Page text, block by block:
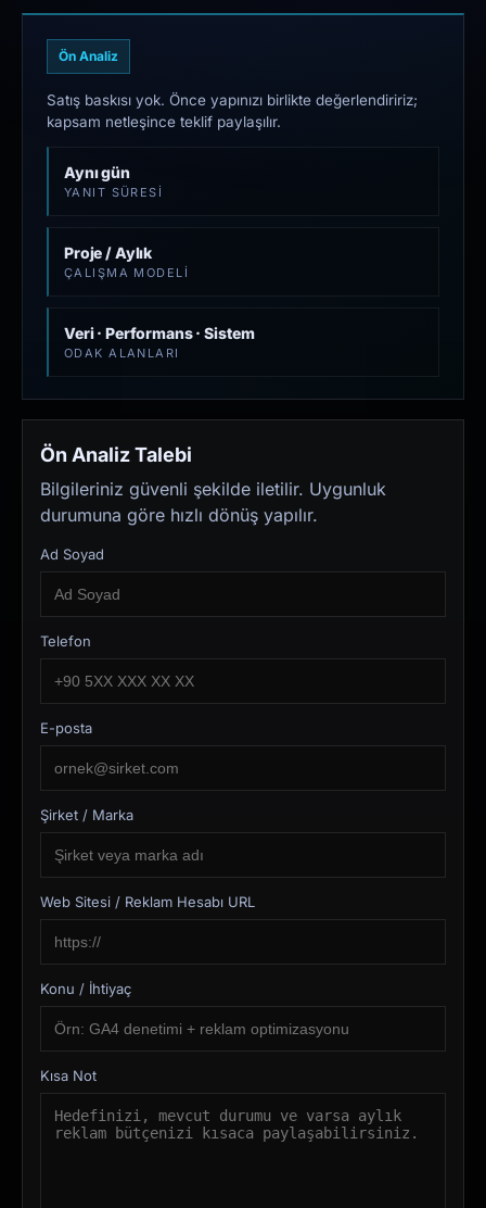
Ön Analiz
Satış baskısı yok. Önce yapınızı birlikte değerlendiririz;
kapsam netleşince teklif paylaşılır.
Aynı gün
YANIT SÜRESI
Proje / Aylık
ÇALIŞMA MODELI
Veri · Performans · Sistem
ODAK ALANLARI
Ön Analiz Talebi
Bilgileriniz güvenli şekilde iletilir. Uygunluk
durumuna göre hızlı dönüş yapılır.
Ad Soyad
Telefon
E-posta
Şirket / Marka
Web Sitesi / Reklam Hesabı URL
Konu / İhtiyaç
Kısa Not